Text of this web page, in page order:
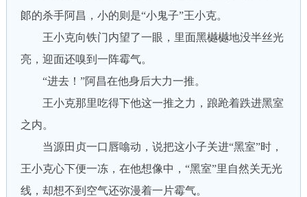
郞的杀手阿昌，小的则是“小鬼子”王小克。
王小克向铁门内望了一眼，里面黑樾樾地没半丝光
亮，迎面还嗅到一阵霉气。
“进去！”阿昌在他身后大力一推。
王小克那里吃得下他这一推之力，踉跄着跌进黑室
之内。
当源田贞一口唇噏动，说把这小子关进“黑室”时，
王小克心下便一冻，在他想像中，“黑室”里自然关无光
线，却想不到空气还弥漫着一片霉气。